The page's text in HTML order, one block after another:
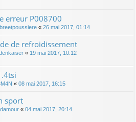
erreur P008700
« 26 mai 2017, 01:14
de refroidissement
« 19 mai 2017, 10:12
« 08 mai 2017, 16:15
sport
« 04 mai 2017, 20:14